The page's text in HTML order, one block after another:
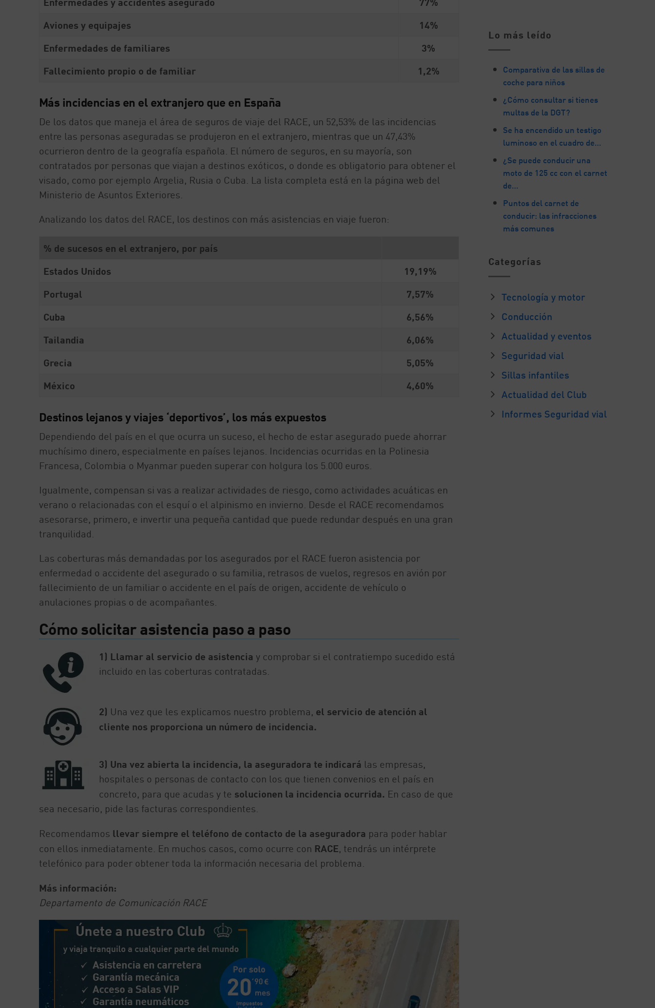
Aviones y equipajes
14%
Enfermedades de familiares
3%
Fallecimiento propio o de familiar
1,2%
Más incidencias en el extranjero que en España
De los datos que maneja el área de seguros de viaje del RACE, un 52,53% de las incidencias
entre las personas aseguradas se produjeron en el extranjero, mientras que un 47,43%
ocurrieron dentro de la geografía española. El número de seguros, en su mayoría, son
contratados por personas que viajan a destinos exóticos, o donde es obligatorio para obtener el
visado, como por ejemplo Argelia, Rusia o Cuba. La lista completa está en la página web del
Ministerio de Asuntos Exteriores.
Analizando los datos del RACE, los destinos con más asistencias en viaje fueron:
% de sucesos en el extranjero, por país
Estados Unidos
19,19%
Portugal
7,57%
Cuba
6,56%
Tailandia
6,06%
Grecia
5,05%
México
4,60%
Destinos lejanos y viajes ‘deportivos’, los más expuestos
Dependiendo del país en el que ocurra un suceso, el hecho de estar asegurado puede ahorrar
muchísimo dinero, especialmente en países lejanos. Incidencias ocurridas en la Polinesia
Francesa, Colombia o Myanmar pueden superar con holgura los 5.000 euros.
Igualmente, compensan si vas a realizar actividades de riesgo, como actividades acuáticas en
verano o relacionadas con el esquí o el alpinismo en invierno. Desde el RACE recomendamos
asesorarse, primero, e invertir una pequeña cantidad que puede redundar después en una gran
tranquilidad.
Las coberturas más demandadas por los asegurados por el RACE fueron asistencia por
enfermedad o accidente del asegurado o su familia, retrasos de vuelos, regresos en avión por
fallecimiento de un familiar o accidente en el país de origen, accidente de vehículo o
anulaciones propias o de acompañantes.
Cómo solicitar asistencia paso a paso
1) Llamar al servicio de asistencia y comprobar si el contratiempo sucedido está
incluido en las coberturas contratadas.
2) Una vez que les explicamos nuestro problema, el servicio de atención al
cliente nos proporciona un número de incidencia.
3) Una vez abierta la incidencia, la aseguradora te indicará las empresas,
hospitales o personas de contacto con los que tienen convenios en el país en
concreto, para que acudas y te solucionen la incidencia ocurrida. En caso de que
sea necesario, pide las facturas correspondientes.
Recomendamos llevar siempre el teléfono de contacto de la aseguradora para poder hablar
con ellos inmediatamente. En muchos casos, como ocurre con RACE, tendrás un intérprete
telefónico para poder obtener toda la información necesaria del problema.
Más información:
Departamento de Comunicación RACE
Lo más leído
Comparativa de las sillas de
coche para niños
¿Cómo consultar si tienes
multas de la DGT?
Se ha encendido un testigo
luminoso en el cuadro de…
¿Se puede conducir una
moto de 125 cc con el carnet
de…
Puntos del carnet de
conducir: las infracciones
más comunes
Categorías
Tecnología y motor
Conducción
Actualidad y eventos
Seguridad vial
Sillas infantiles
Actualidad del Club
Informes Seguridad vial